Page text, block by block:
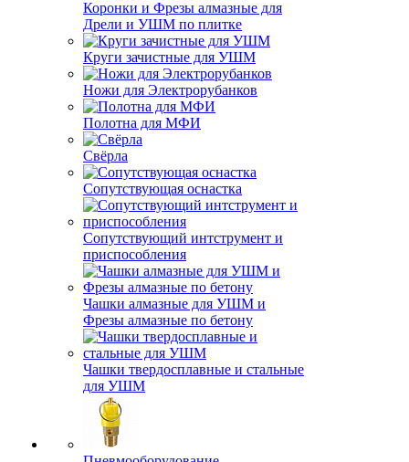
Коронки и Фрезы алмазные для
Дрели и УШМ по плитке
Круги зачистные для УШМ
Ножи для Электрорубанков
Полотна для МФИ
Свёрла
Сопутствующая оснастка
Сопутствующий интструмент и
приспособления
Чашки алмазные для УШМ и
Фрезы алмазные по бетону
Чашки твердосплавные и стальные
для УШМ